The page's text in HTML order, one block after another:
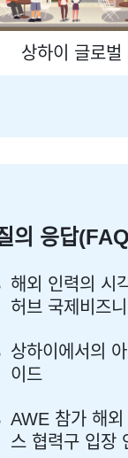
상하이 글로벌
의 응답
해외 인력의 시
허브 국제비즈
상하이에서의
이드
AWE 참가 해외
스 협력구 입장